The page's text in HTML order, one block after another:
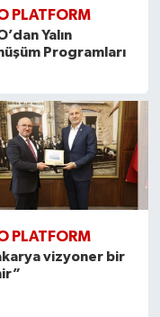
PLATFORM
Yalın
Programları
PLATFORM
vizyoner bir